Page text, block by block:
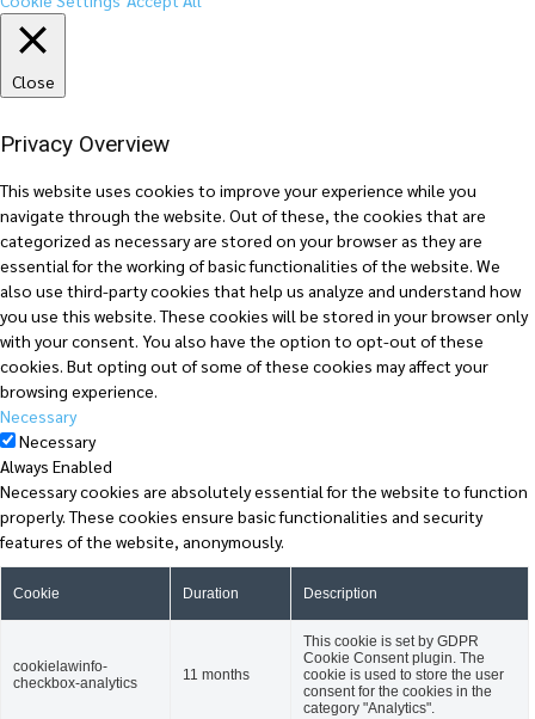
Close
Privacy Overview
This website uses cookies to improve your experience while you
navigate through the website. Out of these, the cookies that are
categorized as necessary are stored on your browser as they are
essential for the working of basic functionalities of the website. We
also use third-party cookies that help us analyze and understand how
you use this website. These cookies will be stored in your browser only
with your consent. You also have the option to opt-out of these
cookies. But opting out of some of these cookies may affect your
browsing experience.
Necessary
Necessary
Always Enabled
Necessary cookies are absolutely essential for the website to function
properly. These cookies ensure basic functionalities and security
features of the website, anonymously.
Cookie Duration Description
cookielawinfo-
checkbox-analytics
11 months
This cookie is set by GDPR
Cookie Consent plugin. The
cookie is used to store the user
consent for the cookies in the
category "Analytics".